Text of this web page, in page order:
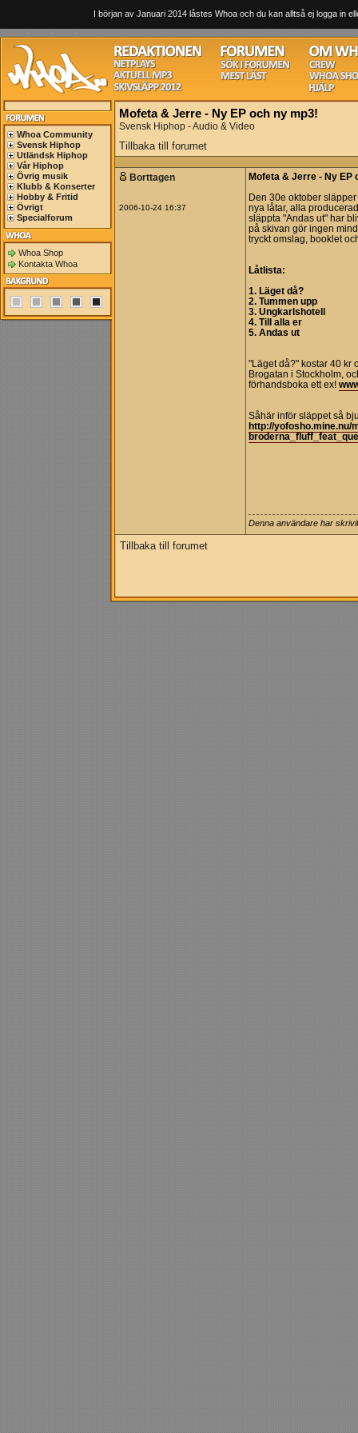
I början av Januari 2014 låstes Whoa och du kan alltså ej logga in
Whoa Community
Svensk Hiphop
Utländsk Hiphop
Vår Hiphop
Övrig musik
Klubb & Konserter
Hobby & Fritid
Övrigt
Specialforum
Whoa Shop
Kontakta Whoa
Mofeta & Jerre - Ny EP och ny mp3!
Svensk Hiphop - Audio & Video
Tillbaka till forumet
Borttagen
2006-10-24 16:37
Mofeta & Jerre - Ny EP
Den 30e oktober
nya låtar, alla
släppta "Andas ut" har
på skivan gör ingen
tryckt omslag, booklet
Låtlista:
1. Läget då?
2. Tummen upp
3. Ungkarlshotell
4. Till alla er
5. Andas ut
"Läget då?" kostar 40 kr
Brogatan i Stockholm,
förhandsboka ett ex!
Såhär inför släppet så
http://yofosho.mine.nu/
Denna användare har
Tillbaka till forumet